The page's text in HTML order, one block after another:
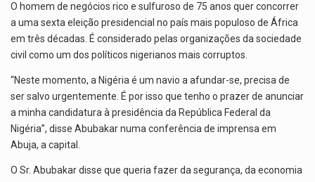
O homem de negócios rico e sulfuroso de 75 anos quer concorrer
a uma sexta eleição presidencial no país mais populoso de África
em três décadas. É considerado pelas organizações da sociedade
civil como um dos políticos nigerianos mais corruptos.
“Neste momento, a Nigéria é um navio a afundar-se, precisa de
ser salvo urgentemente. É por isso que tenho o prazer de anunciar
a minha candidatura à presidência da República Federal da
Nigéria”, disse Abubakar numa conferência de imprensa em
Abuja, a capital.
O Sr. Abubakar disse que queria fazer da segurança, da economia